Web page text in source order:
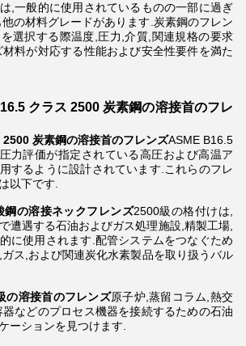
,一般的に使用されているものの一部に過ぎ
の材料グレードがあります.炭素鋼のフレン
選択する際温度,圧力,介質,関連規格の要求
料が対応する性能および安全性要件を満た
クラス 2500 炭素鋼の溶接首のフレ
炭素鋼の溶接首のフレンズASME B16.5
力評価が指定されている高圧および高温ア
するように設計されています.これらのフレ
以下です.
鋼の溶接ネックフレンズ2500級の格付けは,
遭遇する石油およびガス処理施設,精製工場,
に使用されます.配管システムをつなぐため
ス,および関連炭化水素製品を取り扱うバル
の溶接首のフレンズ原子炉,蒸留コラム,熱交
などのプロセス機器を接続するための石油
ーションを見つけます.